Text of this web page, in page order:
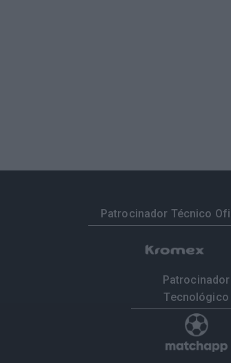
Patrocinador Técnico
Patrocinador
Tecnológico